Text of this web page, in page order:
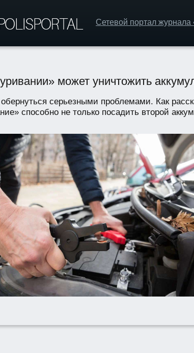
Сетевой портал
может уничтожить
серьезными проблемами. Как
способно не только посадить второй